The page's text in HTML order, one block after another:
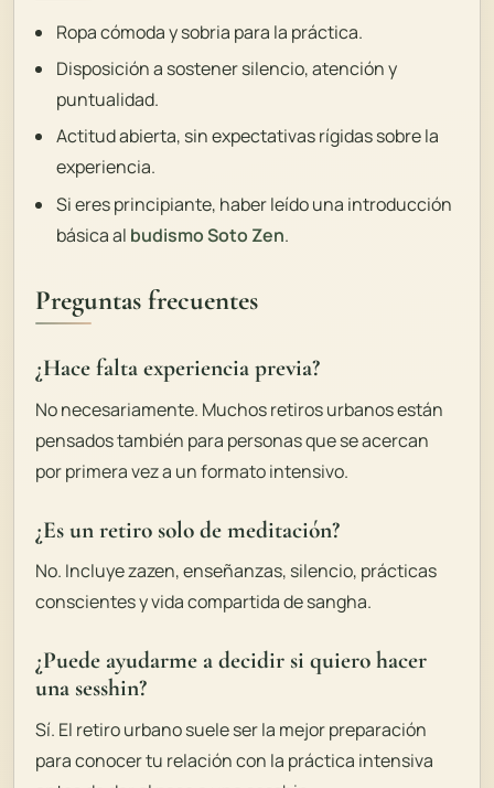
Ropa cómoda y sobria para la práctica.
Disposición a sostener silencio, atención y
puntualidad.
Actitud abierta, sin expectativas rígidas sobre la
experiencia.
Si eres principiante, haber leído una introducción
básica al budismo Soto Zen.
Preguntas frecuentes
¿Hace falta experiencia previa?
No necesariamente. Muchos retiros urbanos están
pensados también para personas que se acercan
por primera vez a un formato intensivo.
¿Es un retiro solo de meditación?
No. Incluye zazen, enseñanzas, silencio, prácticas
conscientes y vida compartida de sangha.
¿Puede ayudarme a decidir si quiero hacer
una sesshin?
Sí. El retiro urbano suele ser la mejor preparación
para conocer tu relación con la práctica intensiva